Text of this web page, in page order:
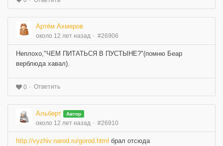
Артём Ахмеров
около 12 лет назад #26906
Неплохо,"ЧЕМ ПИТАТЬСЯ В ПУСТЫНЕ?"(помню Беар
верблюда хавал).
0 Ответить
Альберт Автор
около 12 лет назад #26910
http://vyzhiv.narod.ru/gorod.html брал отсюда